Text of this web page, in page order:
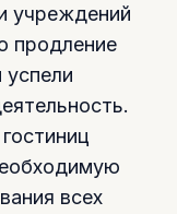
учреждений
продление
всех